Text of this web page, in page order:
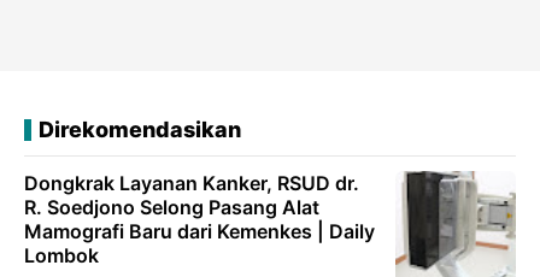
Direkomendasikan
Dongkrak Layanan Kanker, RSUD dr.
R. Soedjono Selong Pasang Alat
Mamografi Baru dari Kemenkes | Daily
Lombok